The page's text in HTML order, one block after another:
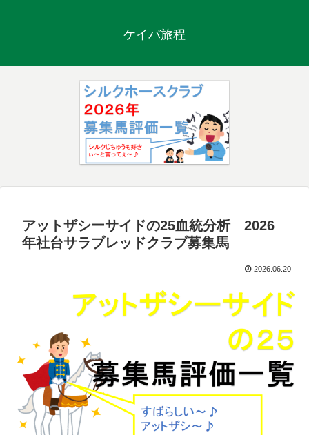
ケイバ旅程
アットザシーサイドの25血統分析 2026
年社台サラブレッドクラブ募集馬
2026.06.20